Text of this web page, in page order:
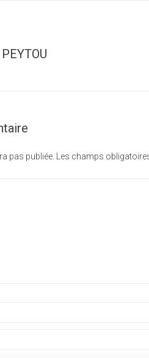
pas publiée. Les champs